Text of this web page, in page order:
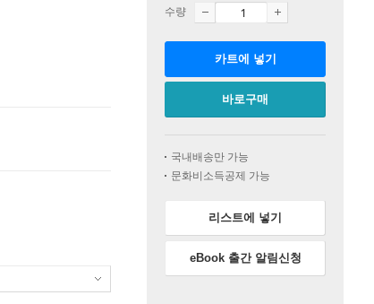
수량
카트에 넣기
바로구매
국내배송만 가능
문화비소득공제 가능
리스트에 넣기
eBook 출간 알림신청